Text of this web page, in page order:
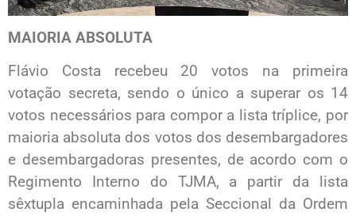
MAIORIA ABSOLUTA
Flávio Costa recebeu 20 votos na primeira
votação secreta, sendo o único a superar os 14
votos necessários para compor a lista tríplice, por
maioria absoluta dos votos dos desembargadores
e desembargadoras presentes, de acordo com o
Regimento Interno do TJMA, a partir da lista
sêxtupla encaminhada pela Seccional da Ordem